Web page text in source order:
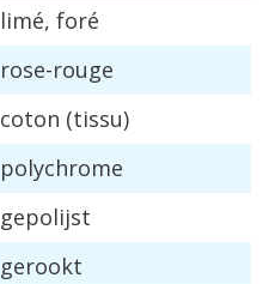
limé, foré
rose-rouge
coton (tissu)
polychrome
gepolijst
gerookt